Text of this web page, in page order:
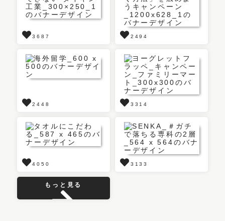
3687 2494
2448 3314
4050 3133
もっと見る